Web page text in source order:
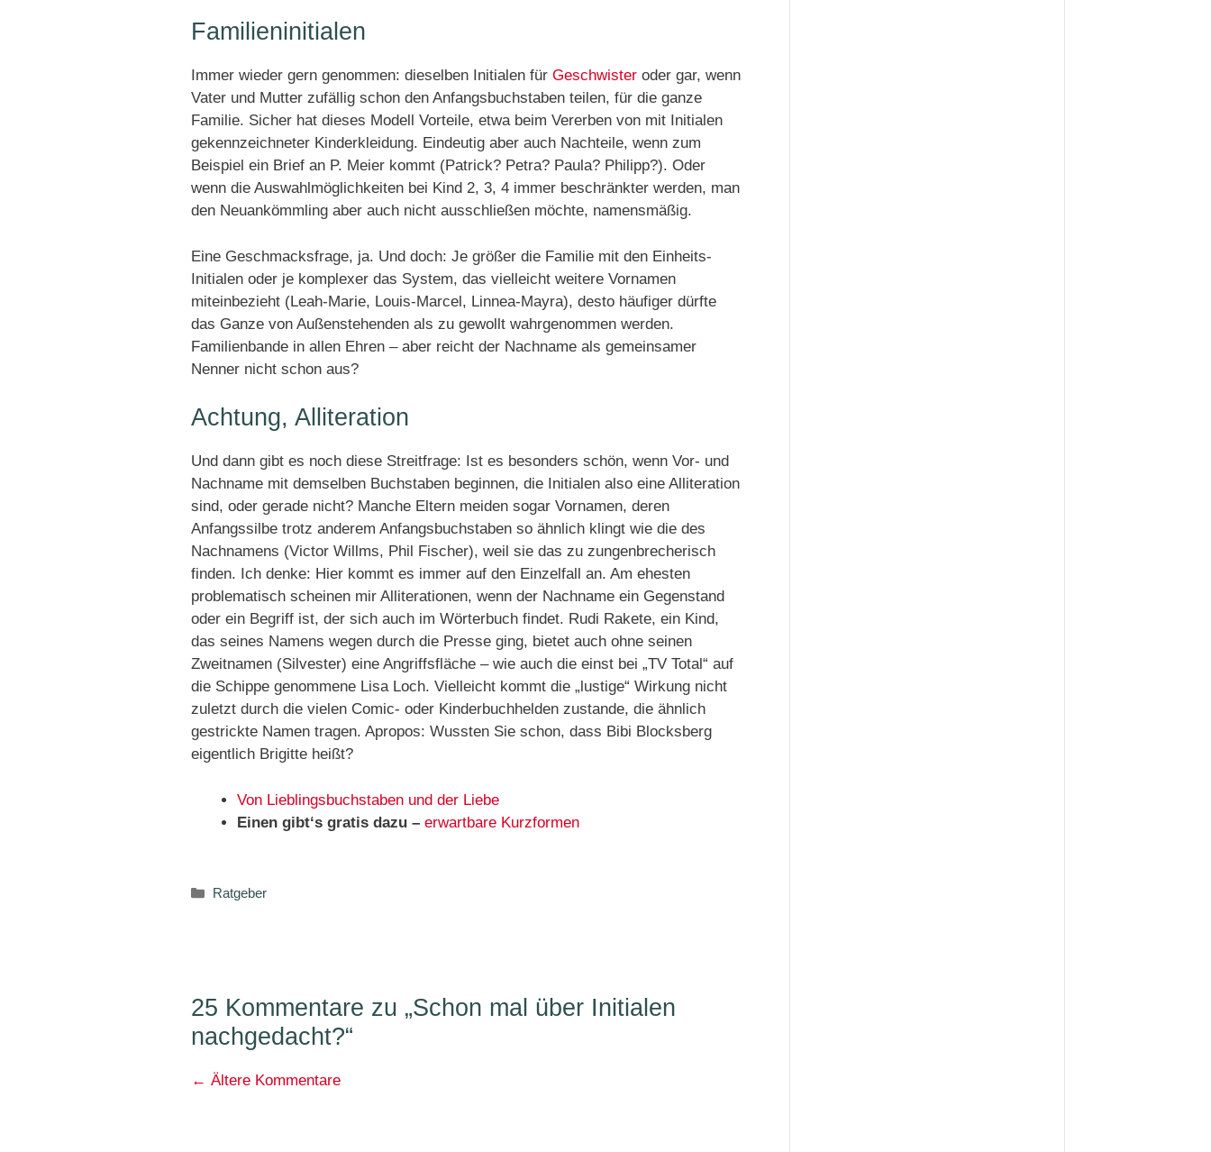
Familieninitialen
Immer wieder gern genommen: dieselben Initialen für Geschwister oder gar, wenn
Vater und Mutter zufällig schon den Anfangsbuchstaben teilen, für die ganze
Familie. Sicher hat dieses Modell Vorteile, etwa beim Vererben von mit Initialen
gekennzeichneter Kinderkleidung. Eindeutig aber auch Nachteile, wenn zum
Beispiel ein Brief an P. Meier kommt (Patrick? Petra? Paula? Philipp?). Oder
wenn die Auswahlmöglichkeiten bei Kind 2, 3, 4 immer beschränkter werden, man
den Neuankömmling aber auch nicht ausschließen möchte, namensmäßig.
Eine Geschmacksfrage, ja. Und doch: Je größer die Familie mit den Einheits-
Initialen oder je komplexer das System, das vielleicht weitere Vornamen
miteinbezieht (Leah-Marie, Louis-Marcel, Linnea-Mayra), desto häufiger dürfte
das Ganze von Außenstehenden als zu gewollt wahrgenommen werden.
Familienbande in allen Ehren – aber reicht der Nachname als gemeinsamer
Nenner nicht schon aus?
Achtung, Alliteration
Und dann gibt es noch diese Streitfrage: Ist es besonders schön, wenn Vor- und
Nachname mit demselben Buchstaben beginnen, die Initialen also eine Alliteration
sind, oder gerade nicht? Manche Eltern meiden sogar Vornamen, deren
Anfangssilbe trotz anderem Anfangsbuchstaben so ähnlich klingt wie die des
Nachnamens (Victor Willms, Phil Fischer), weil sie das zu zungenbrecherisch
finden. Ich denke: Hier kommt es immer auf den Einzelfall an. Am ehesten
problematisch scheinen mir Alliterationen, wenn der Nachname ein Gegenstand
oder ein Begriff ist, der sich auch im Wörterbuch findet. Rudi Rakete, ein Kind,
das seines Namens wegen durch die Presse ging, bietet auch ohne seinen
Zweitnamen (Silvester) eine Angriffsfläche – wie auch die einst bei „TV Total“ auf
die Schippe genommene Lisa Loch. Vielleicht kommt die „lustige“ Wirkung nicht
zuletzt durch die vielen Comic- oder Kinderbuchhelden zustande, die ähnlich
gestrickte Namen tragen. Apropos: Wussten Sie schon, dass Bibi Blocksberg
eigentlich Brigitte heißt?
Von Lieblingsbuchstaben und der Liebe
Einen gibt‘s gratis dazu – erwartbare Kurzformen
Kategorien
Ratgeber
25 Kommentare zu „Schon mal über Initialen
nachgedacht?“
Kommentarnavigation
← Ältere Kommentare